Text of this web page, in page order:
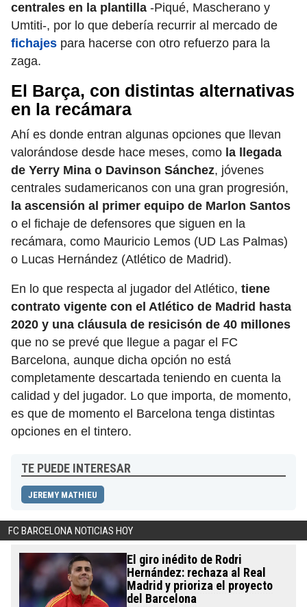
centrales en la plantilla -Piqué, Mascherano y
Umtiti-, por lo que debería recurrir al mercado de
fichajes para hacerse con otro refuerzo para la
zaga.
El Barça, con distintas alternativas
en la recámara
Ahí es donde entran algunas opciones que llevan
valorándose desde hace meses, como la llegada
de Yerry Mina o Davinson Sánchez, jóvenes
centrales sudamericanos con una gran progresión,
la ascensión al primer equipo de Marlon Santos
o el fichaje de defensores que siguen en la
recámara, como Mauricio Lemos (UD Las Palmas)
o Lucas Hernández (Atlético de Madrid).
En lo que respecta al jugador del Atlético, tiene
contrato vigente con el Atlético de Madrid hasta
2020 y una cláusula de resicisón de 40 millones
que no se prevé que llegue a pagar el FC
Barcelona, aunque dicha opción no está
completamente descartada teniendo en cuenta la
calidad y del jugador. Lo que importa, de momento,
es que de momento el Barcelona tenga distintas
opciones en el tintero.
TE PUEDE INTERESAR
JEREMY MATHIEU
FC BARCELONA NOTICIAS HOY
El giro inédito de Rodri
Hernández: rechaza al Real
Madrid y prioriza el proyecto
del Barcelona